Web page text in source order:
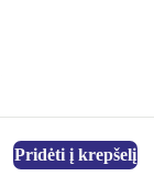
Pridėti į krepšelį